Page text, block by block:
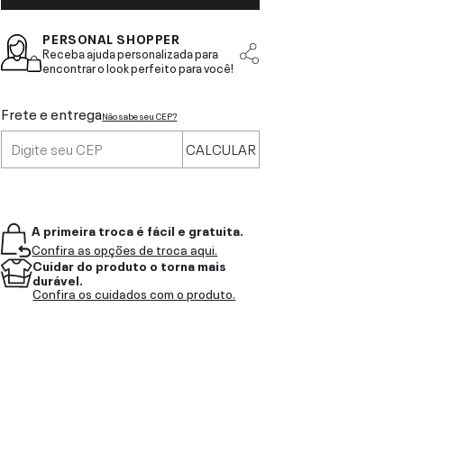
PERSONAL SHOPPER
Receba ajuda personalizada para
encontrar o look perfeito para você!
Frete e entregaNão sabe seu CEP?
CALCULAR
A primeira troca é fácil e gratuita.
Confira as opções de troca aqui.
Cuidar do produto o torna mais
durável.
Confira os cuidados com o produto.